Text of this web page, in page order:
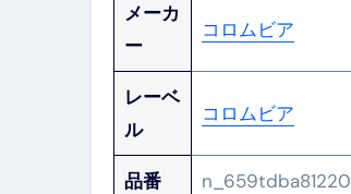
メーカ
ー
コロムビア
レーベ
ル
コロムビア
品番 n_659tdba81220